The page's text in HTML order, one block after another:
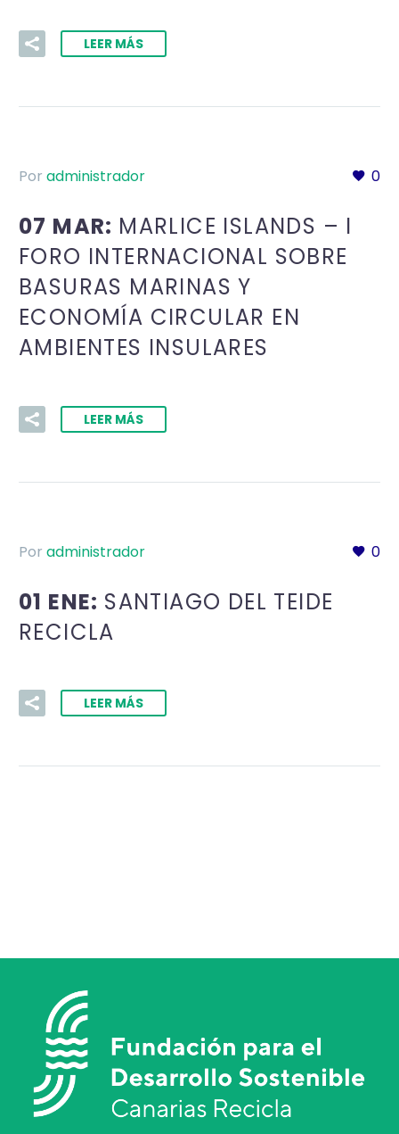
LEER MÁS
0
Por administrador
07 MAR: MARLICE ISLANDS – I
FORO INTERNACIONAL SOBRE
BASURAS MARINAS Y
ECONOMÍA CIRCULAR EN
AMBIENTES INSULARES
LEER MÁS
0
Por administrador
01 ENE: SANTIAGO DEL TEIDE
RECICLA
LEER MÁS